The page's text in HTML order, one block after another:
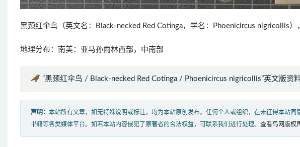
黑颈红伞鸟（英文名：Black-necked Red Cotinga，学名：Phoenicircus nigricollis）
地理分布：南美：亚马孙雨林西部，中南部
“黑颈红伞鸟 / Black-necked Red Cotinga / Phoenicircus nigricollis”英文版资
声明： 本站所有文章，如无特殊说明或标注，均为本站原创发布。任何个人或组织，在未征得本站
书籍等各类媒体平台。如若本站内容侵犯了原著者的合法权益，可联系我们进行处理。 查看鸟网版权